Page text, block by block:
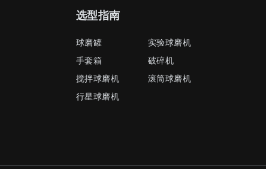
选型指南
球磨罐
实验球磨机
手套箱
破碎机
搅拌球磨机
滚筒球磨机
行星球磨机